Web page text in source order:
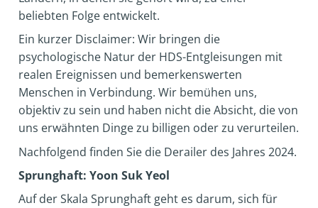
beliebten Folge entwickelt.
Ein kurzer Disclaimer: Wir bringen die
psychologische Natur der HDS-Entgleisungen mit
realen Ereignissen und bemerkenswerten
Menschen in Verbindung. Wir bemühen uns,
objektiv zu sein und haben nicht die Absicht, die von
uns erwähnten Dinge zu billigen oder zu verurteilen.
Nachfolgend finden Sie die Derailer des Jahres 2024.
Sprunghaft: Yoon Suk Yeol
Auf der Skala Sprunghaft geht es darum, sich für